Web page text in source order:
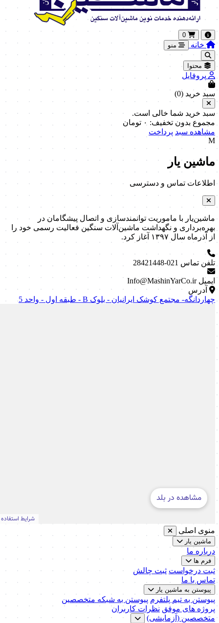
0
خانه منو
محتوا
پروفایل
سبد خرید (0
)
سبد خرید شما خالی است.
مجموع بدون تخفیف: ۰ تومان
مشاهده سبد پرداخت
M
ماشین یار
اطلاعات تماس و دسترسی
ماشین‌یار با ماموریت توانمندسازی و اتصال پیشگامان در
بهره‌برداری و نگهداشت ماشین‌آلات سنگین فعالیت رسمی خود را
از آذرماه سال ۱۳۹۷ آغاز کرد.
تلفن تماس 021-28421448
ایمیل Info@MashinYarCo.ir
آدرس
چهاردانگه- مجتمع کوشک ایرانیان - بلوک B - طبقه اول - واحد 5
منوی اصلی
ماشین یار
درباره ما
فرم ها
ثبت درخواست ثبت چالش
تماس با ما
پیوستن به ماشین یار
پیوستن به تیم پلتفرم پیوستن به شبکه متخصصین
پروژه های موفق نظرات کاربران
متخصصین (آزمایشی)